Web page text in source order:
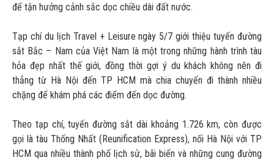
để tận hưởng cảnh sắc dọc chiều dài đất nước.
Tạp chí du lịch Travel + Leisure ngày 5/7 giới thiệu tuyến đường
sắt Bắc – Nam của Việt Nam là một trong những hành trình tàu
hỏa đẹp nhất thế giới, đồng thời gợi ý du khách không nên đi
thẳng từ Hà Nội đến TP HCM mà chia chuyến đi thành nhiều
chặng để khám phá các điểm đến dọc đường.
Theo tạp chí, tuyến đường sắt dài khoảng 1.726 km, còn được
gọi là tàu Thống Nhất (Reunification Express), nối Hà Nội với TP
HCM qua nhiều thành phố lịch sử, bãi biển và những cung đường